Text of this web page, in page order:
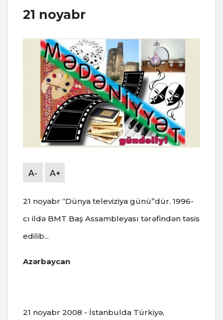
21 noyabr
A- A+
21 noyabr “Dünya televiziya günü”dür. 1996-
cı ildə BMT Baş Assambleyası tərəfindən təsis
edilib...
Azərbaycan
21 noyabr 2008 - İstanbulda Türkiyə,